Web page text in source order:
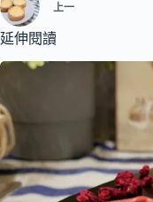
上一
延伸閱讀